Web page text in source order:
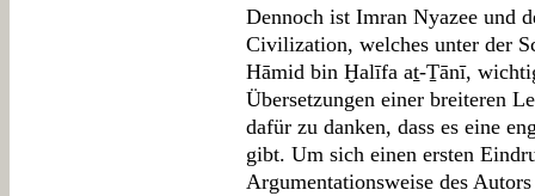
Dennoch ist Imran Nyazee und
Civilization, welches unter der
Hāmid bin Ḫalīfa aṯ-Ṯānī,
Übersetzungen einer breiteren
dafür zu danken, dass es eine
gibt. Um sich einen ersten
Argumentationsweise des